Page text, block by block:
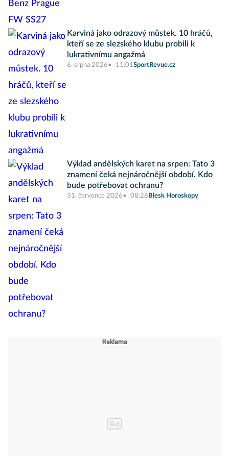
Karviná jako odrazový můstek. 10 hráčů,
kteří se ze slezského klubu probili k
lukrativnímu angažmá
6. srpna 2026 11:01SportRevue.cz
Výklad andělských karet na srpen: Tato 3
znamení čeká nejnáročnější období. Kdo
bude potřebovat ochranu?
31. července 2026 08:26 Blesk Horoskopy